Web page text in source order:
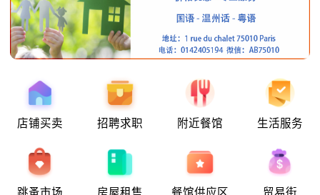
店铺买卖 招聘求职 附近餐馆 生活服务
跳蚤市场 房屋租售 餐馆供应区 贸易街
8月5日要闻：易捷航空八月罢工预警！
数字度假支票使用受限！警惕网络募捐
骗局！
无栏杆收费站逃费将重罚！
多款避孕套因安全缺陷召回！